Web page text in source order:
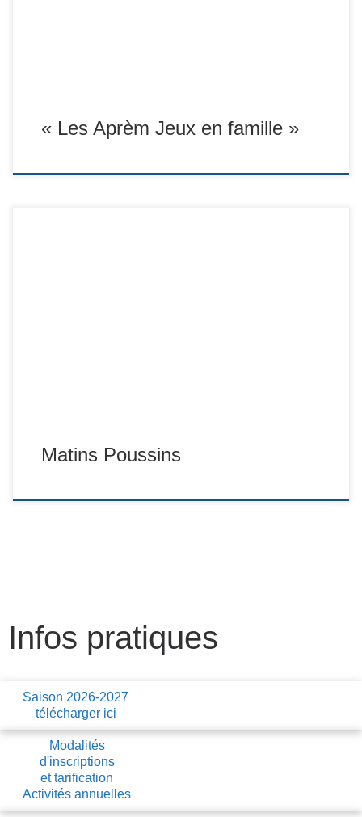
« Les Aprèm Jeux en famille »
Matins Poussins
Infos pratiques
Saison 2026-2027
télécharger ici
Modalités
d'inscriptions
et tarification
Activités annuelles